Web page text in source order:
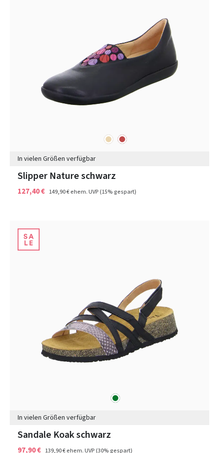
beigerot
In vielen Größen verfügbar
Slipper Nature schwarz
127,40 € 149,90 €ehem. UVP(15% gespart)
grün
In vielen Größen verfügbar
Sandale Koak schwarz
97,90 € 139,90 €ehem. UVP(30% gespart)